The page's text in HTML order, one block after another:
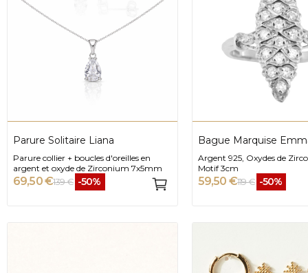
Parure Solitaire Liana
Parure collier + boucles d'oreilles en
argent et oxyde de Zirconium 7x5mm
69,50 €139 € -50%
Bague Marquise
Argent 925, Oxydes de
Motif 3cm
59,50 €119 € -50%